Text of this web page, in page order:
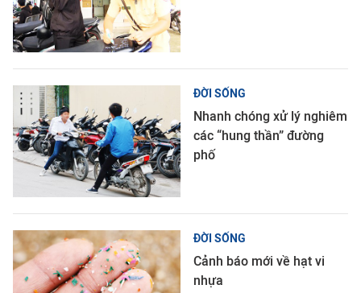
ĐỜI SỐNG
Nhanh chóng xử lý nghiêm
các “hung thần” đường
phố
ĐỜI SỐNG
Cảnh báo mới về hạt vi
nhựa